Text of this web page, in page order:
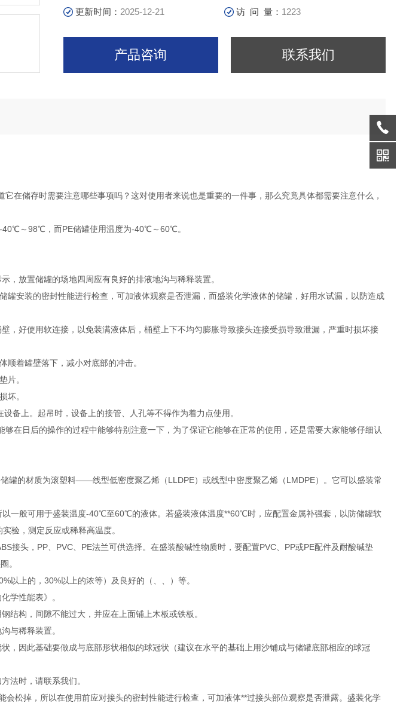
更新时间： 2025-12-21 访 问 量： 1223
产品咨询 联系我们
在储存时需要注意哪些事项吗？这对使用者来说也是重要的一件事，那么究竟具体都需要注意什么，
40℃～98℃，而PE储罐使用温度为-40℃～60℃。
，放置储罐的场地四周应有良好的排液地沟与稀释装置。
罐安装的密封性能进行检查，可加液体观察是否泄漏，而盛装化学液体的储罐，好用水试漏，以防造成
，好使用软连接，以免装满液体后，桶壁上下不均匀膨胀导致接头连接受损导致泄漏，严重时损坏接
顺着罐壁落下，减小对底部的冲击。
片。
坏。
备上。起吊时，设备上的接管、人孔等不得作为着力点使用。
在日后的操作的过程中能够特别注意一下，为了保证它能够在正常的使用，还是需要大家能够仔细认
罐的材质为滚塑料——线型低密度聚乙烯（LLDPE）或线型中密度聚乙烯（LMDPE）。它可以盛装常
一般可用于盛装温度-40℃至60℃的液体。若盛装液体温度**60℃时，应配置金属补强套，以防储罐软
验，测定反应或稀释高温度。
接头，PP、PVC、PE法兰可供选择。在盛装酸碱性物质时，要配置PVC、PP或PE配件及耐酸碱垫
。
以上的，30%以上的浓等）及良好的（、、）等。
学性能表》。
结构，间隙不能过大，并应在上面铺上木板或铁板。
与稀释装置。
，因此基础要做成与底部形状相似的球冠状（建议在水平的基础上用沙铺成与储罐底部相应的球冠
法时，请联系我们。
会松掉，所以在使用前应对接头的密封性能进行检查，可加液体**过接头部位观察是否泄露。盛装化学